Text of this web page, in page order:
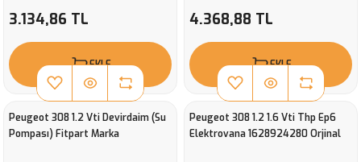
3.134,86 TL
EKLE
4.368,88 TL
EKLE
Peugeot 308 1.2 Vti Devirdaim (Su
Pompası) Fitpart Marka
Peugeot 308 1.2 1.6 Vti Thp Ep6
Elektrovana 1628924280 Orjinal